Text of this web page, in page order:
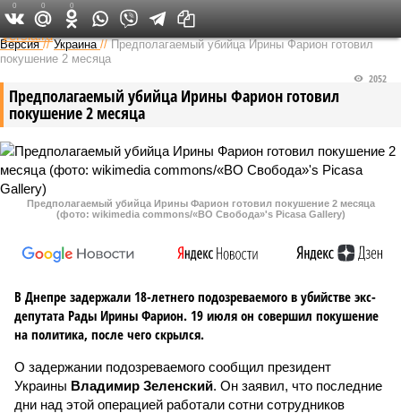
Федеральный выпуск
Версия //Украина //Предполагаемый убийца Ирины Фарион готовил
покушение 2 месяца
Предполагаемый убийца Ирины Фарион готовил
покушение 2 месяца
2052
Предполагаемый убийца Ирины Фарион готовил покушение 2 месяца
(фото: wikimedia commons/«ВО Свобода»'s Picasa Gallery)
В Днепре задержали 18-летнего подозреваемого в убийстве экс-
депутата Рады Ирины Фарион. 19 июля он совершил покушение
на политика, после чего скрылся.
О задержании подозреваемого сообщил президент
Украины Владимир Зеленский. Он заявил, что последние
дни над этой операцией работали сотни сотрудников
0 0 0